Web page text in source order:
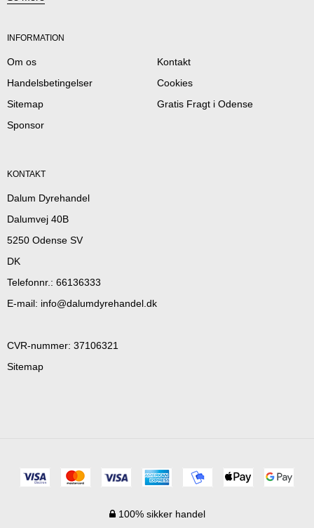
INFORMATION
Om os
Kontakt
Handelsbetingelser
Cookies
Sitemap
Gratis Fragt i Odense
Sponsor
KONTAKT
Dalum Dyrehandel
Dalumvej 40B
5250 Odense SV
DK
Telefonnr. : 66136333
E-mail: info@dalumdyrehandel.dk
CVR-nummer: 37106321
Sitemap
100% sikker handel